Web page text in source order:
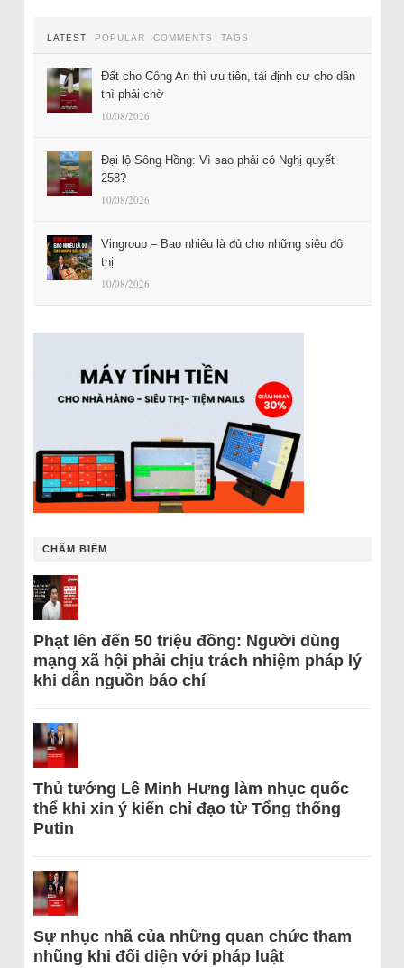
LATEST POPULAR COMMENTS TAGS
Đất cho Công An thì ưu tiên, tái định cư cho dân
thì phải chờ
10/08/2026
Đại lộ Sông Hồng: Vì sao phải có Nghị quyết
258?
10/08/2026
Vingroup – Bao nhiêu là đủ cho những siêu đô
thị
10/08/2026
CHÂM BIẾM
Phạt lên đến 50 triệu đồng: Người dùng
mạng xã hội phải chịu trách nhiệm pháp lý
khi dẫn nguồn báo chí
Thủ tướng Lê Minh Hưng làm nhục quốc
thể khi xin ý kiến chỉ đạo từ Tổng thống
Putin
Sự nhục nhã của những quan chức tham
nhũng khi đối diện với pháp luật